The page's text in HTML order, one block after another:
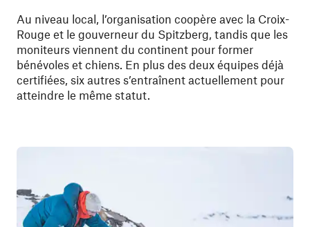
Au niveau local, l’organisation coopère avec la Croix-
Rouge et le gouverneur du Spitzberg, tandis que les
moniteurs viennent du continent pour former
bénévoles et chiens. En plus des deux équipes déjà
certifiées, six autres s’entraînent actuellement pour
atteindre le même statut.